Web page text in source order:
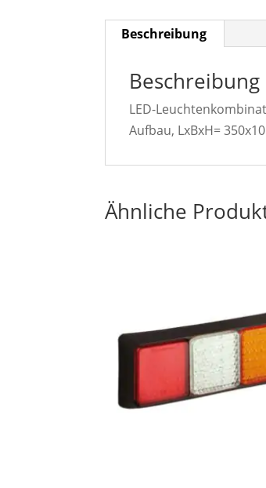
Beschreibung
Beschreibung
LED-
Aufbau, LxBxH=
Ähnliche